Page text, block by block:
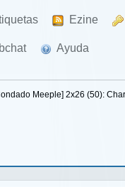
Ezine
Ayuda
Meeple] 2x26 (50):